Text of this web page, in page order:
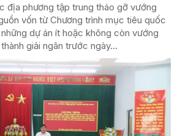
địa phương tập trung tháo gỡ vướng
vốn từ Chương trình mục tiêu quốc
dự án ít hoặc không còn vướng
giải ngân trước ngày...